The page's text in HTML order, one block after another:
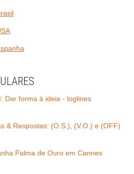
Dar forma à ideia - loglines
& Respostas: (O.S.), (V.O.) e (OFF)
Palma de Ouro em Cannes